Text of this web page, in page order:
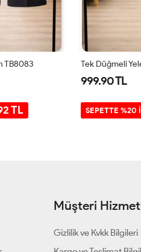
TB8083
TL
Tek Düğmeli
999.90 TL
SEPETTE %20
Müşteri
Gizlilik ve Kvkk Bilgileri